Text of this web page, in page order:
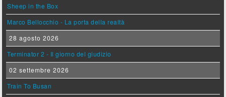
Sheep in the Box
Marco Bellocchio - La porta della realtà
28 agosto 2026
Terminator 2 - Il giorno del giudizio
02 settembre 2026
Train To Busan